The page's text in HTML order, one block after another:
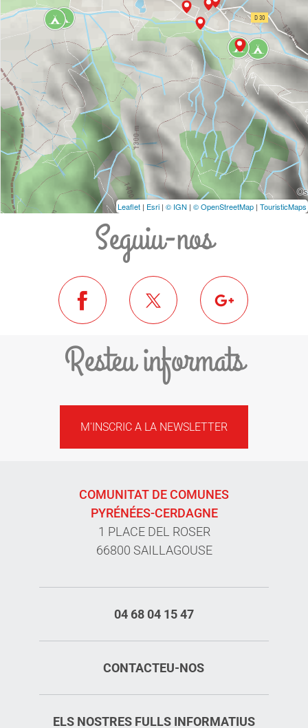
Leaflet | Esri | © IGN | © OpenStreetMap | TouristicMaps
Seguiu-nos
Resteu informats
M'INSCRIC A LA NEWSLETTER
COMUNITAT DE COMUNES
PYRÉNÉES-CERDAGNE
1 PLACE DEL ROSER
66800 SAILLAGOUSE
04 68 04 15 47
CONTACTEU-NOS
ELS NOSTRES FULLS INFORMATIUS